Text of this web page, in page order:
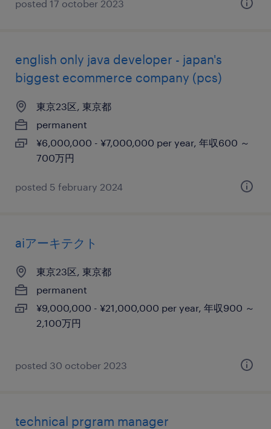
posted 17 october 2023
english only java developer - japan's
biggest ecommerce company (pcs)
東京23区, 東京都
permanent
¥6,000,000 - ¥7,000,000 per year, 年収600 ～
700万円
posted 5 february 2024
aiアーキテクト
東京23区, 東京都
permanent
¥9,000,000 - ¥21,000,000 per year, 年収900 ～
2,100万円
posted 30 october 2023
technical prgram manager